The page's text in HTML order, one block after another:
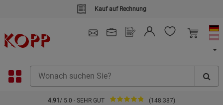
Kauf auf Rechnung
4.91 / 5.0 - SEHR GUT (148.387)